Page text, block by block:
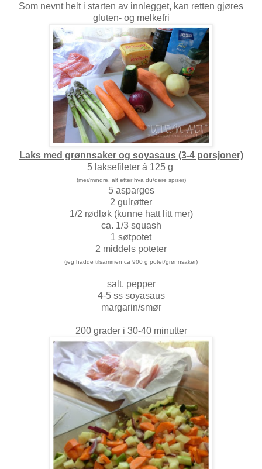
Som nevnt helt i starten av innlegget, kan retten gjøres
gluten- og melkefri
Laks med grønnsaker og soyasaus (3-4 porsjoner)
5 laksefileter á 125 g
(mer/mindre, alt etter hva du/dere spiser)
5 asparges
2 gulrøtter
1/2 rødløk (kunne hatt litt mer)
ca. 1/3 squash
1 søtpotet
2 middels poteter
(jeg hadde tilsammen ca 900 g potet/grønnsaker)
salt, pepper
4-5 ss soyasaus
margarin/smør
200 grader i 30-40 minutter